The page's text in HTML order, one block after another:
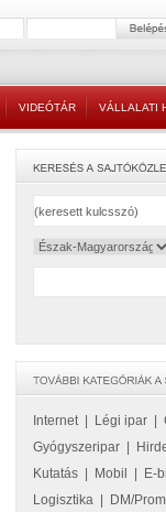
VIDEÓTÁR VÁLLALATI
Internet| Légi ipar
Gyógyszeripar
Kutatás
Mobil E-
Logisztika
DM/